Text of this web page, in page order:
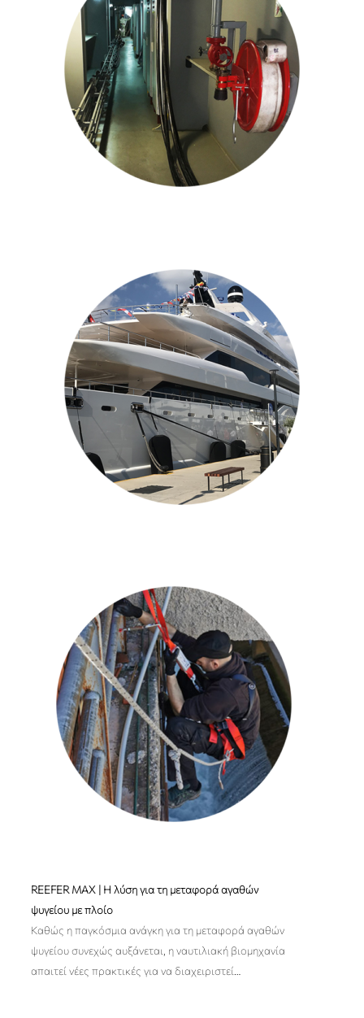
REEFER MAX | Η λύση για τη μεταφορά αγαθών
ψυγείου με πλοίo
Καθώς η παγκόσμια ανάγκη για τη μεταφορά αγαθών
ψυγείου συνεχώς αυξάνεται, η ναυτιλιακή βιομηχανία
απαιτεί νέες πρακτικές για να διαχειριστεί